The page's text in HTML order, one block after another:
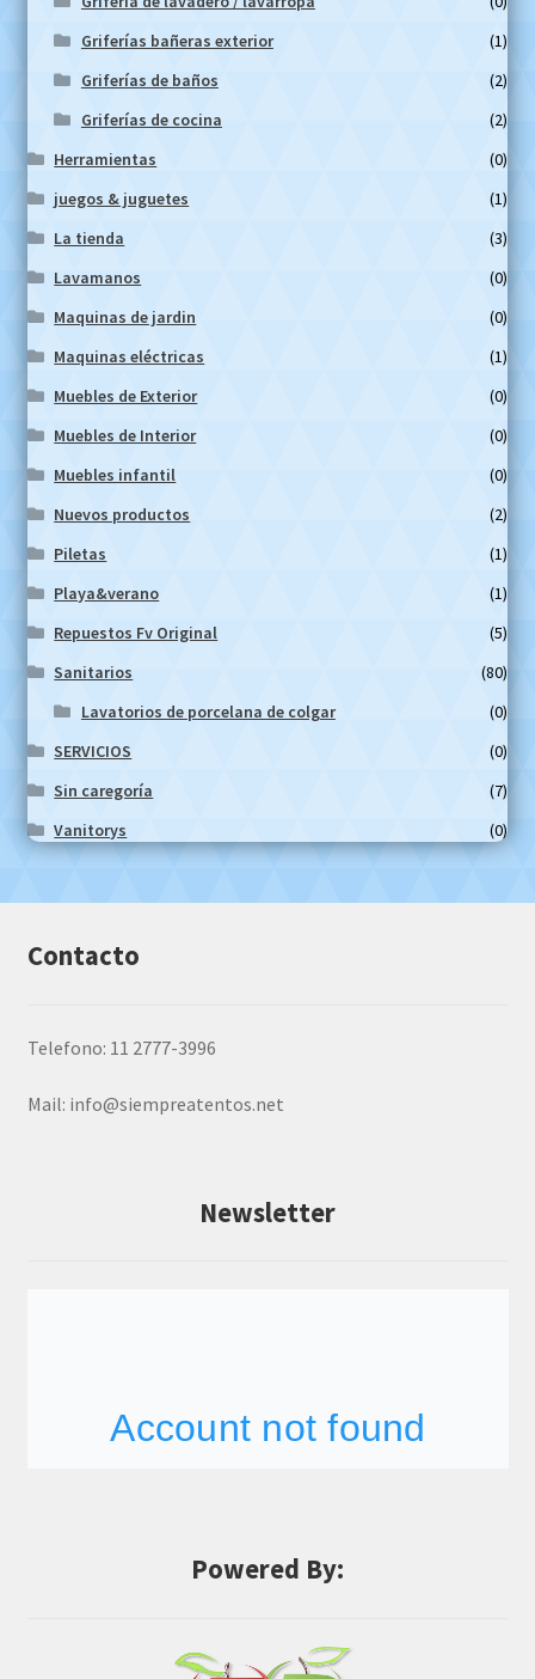
Griferías bañeras exterior
(1)
Griferías de baños
(2)
Griferías de cocina
(2)
Herramientas
(0)
juegos & juguetes
(1)
La tienda
(3)
Lavamanos
(0)
Maquinas de jardin
(0)
Maquinas eléctricas
(1)
Muebles de Exterior
(0)
Muebles de Interior
(0)
Muebles infantil
(0)
Nuevos productos
(2)
Piletas
(1)
Playa&verano
(1)
Repuestos Fv Original
(5)
Sanitarios
(80)
Lavatorios de porcelana de colgar
(0)
SERVICIOS
(0)
Sin caregoría
(7)
Vanitorys
(0)
Contacto
Telefono: 11 2777-3996
Mail: info@siempreatentos.net
Newsletter
Powered By: